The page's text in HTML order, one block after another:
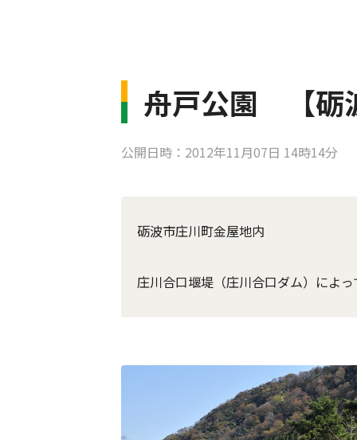
舟戸公園 【砺
公開日時：2012年11月07日 14時14分
砺波市庄川町金屋地内
庄川合口堰堤（庄川合口ダム）によ